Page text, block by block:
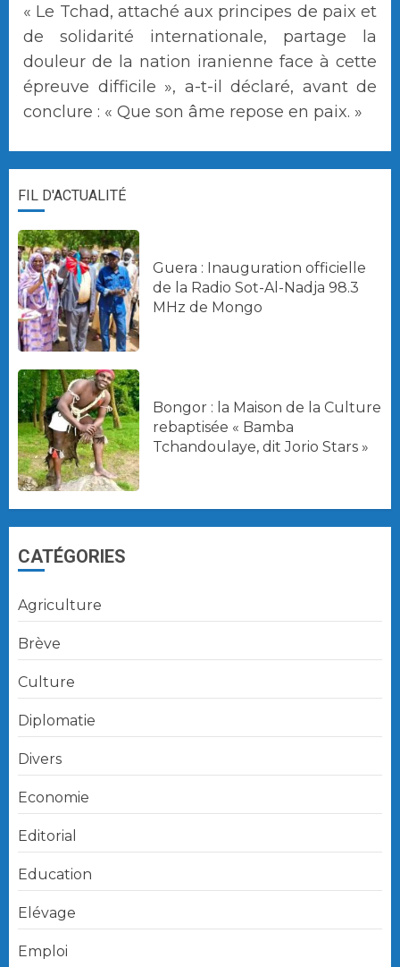
« Le Tchad, attaché aux principes de paix et
de solidarité internationale, partage la
douleur de la nation iranienne face à cette
épreuve difficile », a-t-il déclaré, avant de
conclure : « Que son âme repose en paix. »
FIL D'ACTUALITÉ
Guera : Inauguration officielle
de la Radio Sot-Al-Nadja 98.3
MHz de Mongo
Bongor : la Maison de la Culture
rebaptisée « Bamba
Tchandoulaye, dit Jorio Stars »
CATÉGORIES
Agriculture
Brève
Culture
Diplomatie
Divers
Economie
Editorial
Education
Elévage
Emploi